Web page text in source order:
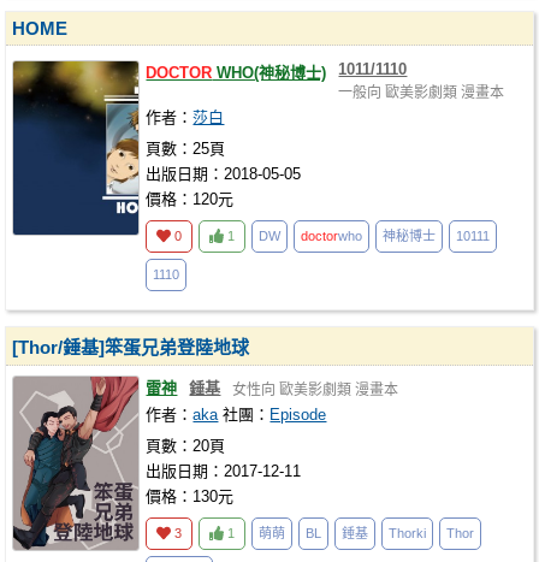
HOME
DOCTOR WHO(神秘博士) 1011/1110
一般向 歐美影劇類 漫畫本
作者：莎白
頁數：25頁
出版日期：2018-05-05
價格：120元
0 1 DW doctorwho 神秘博士 10111
1110
[Thor/錘基]笨蛋兄弟登陸地球
雷神 錘基 女性向 歐美影劇類 漫畫本
作者：aka 社團： Episode
頁數：20頁
出版日期：2017-12-11
價格：130元
3 1 萌萌 BL 錘基 Thorki Thor